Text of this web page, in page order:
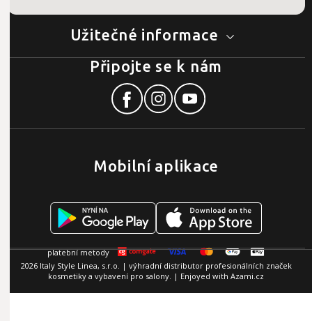
Užitečné informace
Mobilní aplikace
Připojte se k nám
2026 Italy Style Linea, s.r.o. | výhradní distributor profesionálních značek
kosmetiky a vybavení pro salony. | Enjoyed with Azami.cz